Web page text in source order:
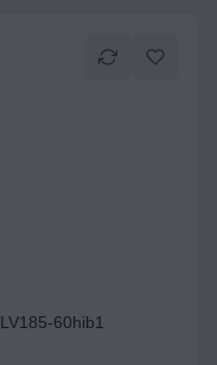
60hib1